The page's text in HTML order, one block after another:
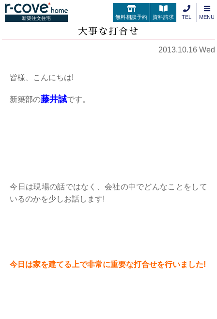
新築注文住宅 無料相談予約 資料請求 TEL MENU
大事な打合せ
2013.10.16 Wed
皆様、こんにちは!
新築部の藤井誠です。
今日は現場の話ではなく、会社の中でどんなことをして
いるのかを少しお話します!
今日は家を建てる上で非常に重要な打合せを行いました!